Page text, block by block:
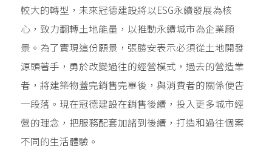
較大的轉型，未來冠德建設將以ESG永續發展為核
心，致力翻轉土地能量，以推動永續城市為企業願
景。為了實現這份願景，張勝安表示必須從土地開發
源頭著手，勇於改變過往的經營模式，過去的營造業
者，將建築物蓋完銷售完畢後，與消費者的關係便告
一段落。現在冠德建設在銷售後續，投入更多城市經
營的理念，把服務配套加諸到後續，打造和過往個案
不同的生活體驗。